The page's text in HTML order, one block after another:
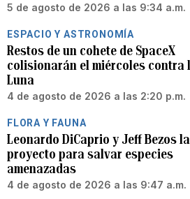
5 de agosto de 2026 a las 9:34 a.m.
ESPACIO Y ASTRONOMÍA
Restos de un cohete de SpaceX
colisionarán el miércoles contra
Luna
4 de agosto de 2026 a las 2:20 p.m.
FLORA Y FAUNA
Leonardo DiCaprio y Jeff Bezos
proyecto para salvar especies
amenazadas
4 de agosto de 2026 a las 9:47 a.m.